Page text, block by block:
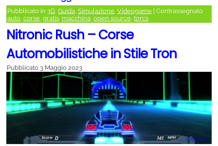
Pubblicato in 3D Guida Simulazione Videogame Contrassegnato
auto corse gratis macchina open source torcs
Nitronic Rush – Corse
Automobilistiche in Stile Tron
Pubblicato 3 Maggio 2023